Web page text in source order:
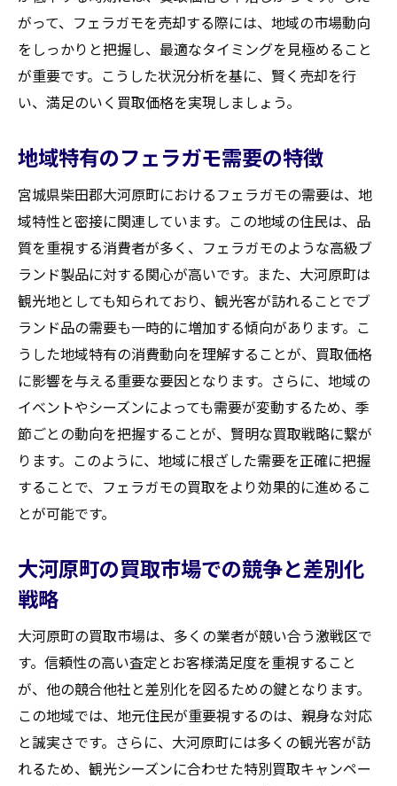
がって、フェラガモを売却する際には、地域の市場動向
をしっかりと把握し、最適なタイミングを見極めること
が重要です。こうした状況分析を基に、賢く売却を行
い、満足のいく買取価格を実現しましょう。
地域特有のフェラガモ需要の特徴
宮城県柴田郡大河原町におけるフェラガモの需要は、地
域特性と密接に関連しています。この地域の住民は、品
質を重視する消費者が多く、フェラガモのような高級ブ
ランド製品に対する関心が高いです。また、大河原町は
観光地としても知られており、観光客が訪れることでブ
ランド品の需要も一時的に増加する傾向があります。こ
うした地域特有の消費動向を理解することが、買取価格
に影響を与える重要な要因となります。さらに、地域の
イベントやシーズンによっても需要が変動するため、季
節ごとの動向を把握することが、賢明な買取戦略に繋が
ります。このように、地域に根ざした需要を正確に把握
することで、フェラガモの買取をより効果的に進めるこ
とが可能です。
大河原町の買取市場での競争と差別化
戦略
大河原町の買取市場は、多くの業者が競い合う激戦区で
す。信頼性の高い査定とお客様満足度を重視すること
が、他の競合他社と差別化を図るための鍵となります。
この地域では、地元住民が重要視するのは、親身な対応
と誠実さです。さらに、大河原町には多くの観光客が訪
れるため、観光シーズンに合わせた特別買取キャンペー